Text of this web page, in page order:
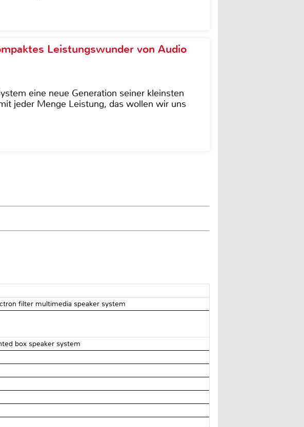
Leistungswunder von Audio
eine neue Generation seiner kleinsten
jeder Menge Leistung, das wollen wir uns
filter multimedia speaker system
box speaker system